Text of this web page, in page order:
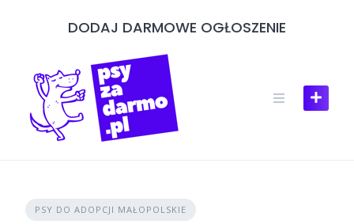
DODAJ DARMOWE OGŁOSZENIE
PSY DO ADOPCJI MAŁOPOLSKIE